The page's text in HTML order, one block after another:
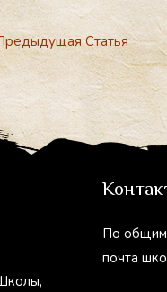
Статья
По
почта